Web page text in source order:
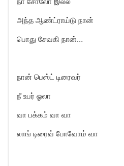
அந்த ஆண்ட்ராய்டு நான்
பொது சேவகி நான்…
நான் பெஸ்ட் டிரைவர்
நீ உபர் ஓலா
வா பக்கம் வா வா
லாங் டிரைவ் போவோம் வா